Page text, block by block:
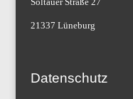
21337 Lüneburg
Datenschutz